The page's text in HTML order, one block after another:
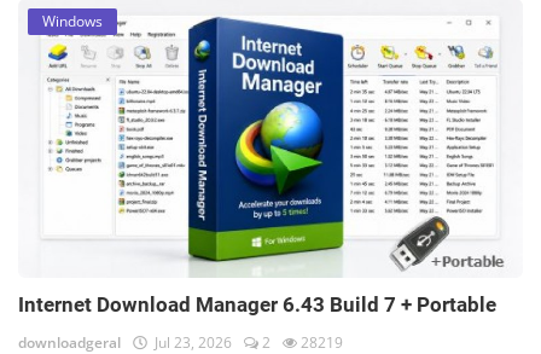
Windows
Internet Download Manager 6.43 Build 7 + Portable
downloadgeral Jul 23, 2026 2 28219